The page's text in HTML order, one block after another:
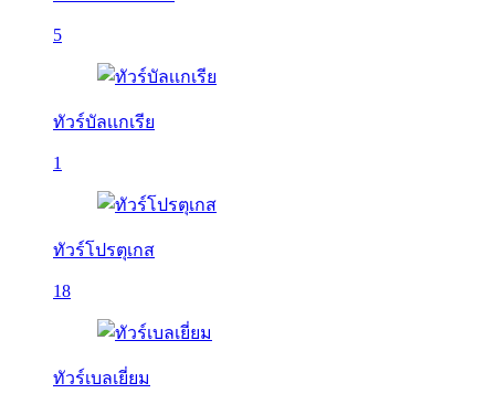
5
ทัวร์บัลเเกเรีย
1
ทัวร์โปรตุเกส
18
ทัวร์เบลเยี่ยม